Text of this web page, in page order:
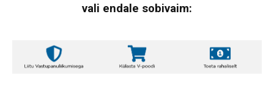
vali endale sobivaim: